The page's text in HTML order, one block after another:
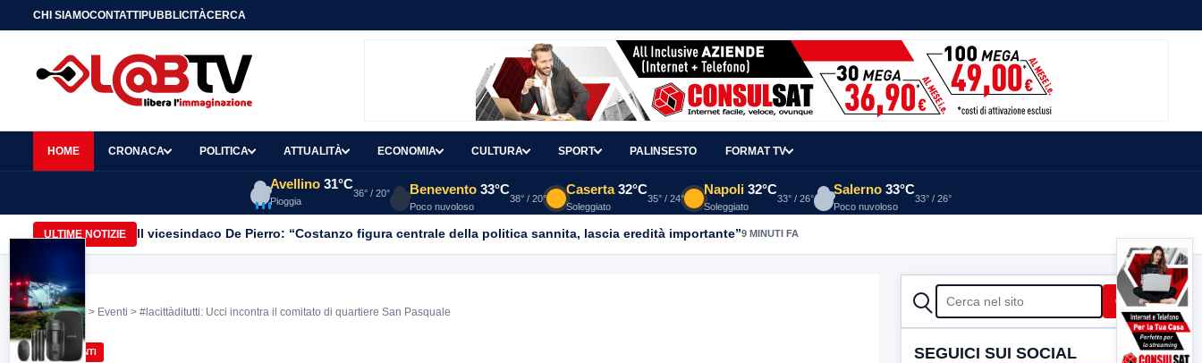
CHI SIAMOCONTATTIPUBBLICITÀCERCA
HOME CRONACA POLITICA ATTUALITÀ ECONOMIA CULTURA SPORT PALINSESTO FORMAT TV
Avellino 31°C
Pioggia
36° / 20° Benevento 33°C
Poco nuvoloso
38° / 20°
Caserta 32°C
Soleggiato
35° / 24°
Napoli 32°C
Soleggiato
33° / 26°
Salerno 33°C
Poco nuvoloso
33° / 26°
ULTIME NOTIZIE Il vicesindaco De Pierro: “Costanzo figura centrale della politica sannita, lascia eredità importante”9 MINUTI FA
Home > Eventi > #lacittàditutti: Ucci incontra il comitato di quartiere San Pasquale
EVENTI
CERCA Cerca
SEGUICI SUI SOCIAL